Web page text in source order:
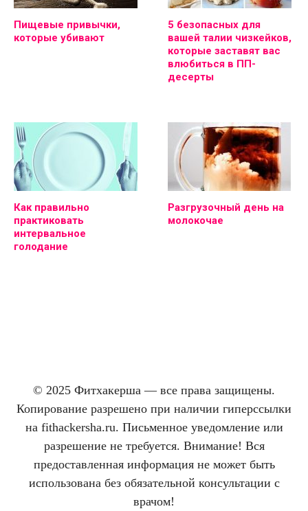
Пищевые привычки,
которые убивают
5 безопасных для
вашей талии чизкейков,
которые заставят вас
влюбиться в ПП-
десерты
Как правильно
практиковать
интервальное
голодание
Разгрузочный день на
молокочае
© 2025 Фитхакерша — все права защищены.
Копирование разрешено при наличии гиперссылки
на fithackersha.ru. Письменное уведомление или
разрешение не требуется. Внимание! Вся
предоставленная информация не может быть
использована без обязательной консультации с
врачом!